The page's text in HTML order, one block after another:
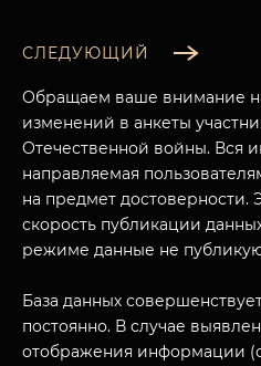
СЛЕДУЮЩИЙ
Обращаем ваше внимание
изменений в анкеты
Отечественной войны. Вся
направляемая
на предмет достоверности.
скорость публикации
режиме данные не
База данных
постоянно. В случае
отображения информации